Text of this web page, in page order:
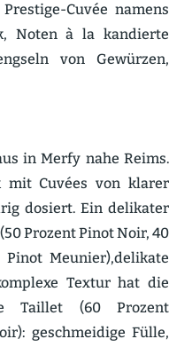
Cuvée namens
Noten à la kandierte
von Gewürzen,
in Merfy nahe Reims.
mit Cuvées von klarer
dosiert. Ein delikater
Prozent Pinot Noir, 40
Pinot Meunier),delikate
Textur hat die
Taillet (60 Prozent
geschmeidige Fülle,